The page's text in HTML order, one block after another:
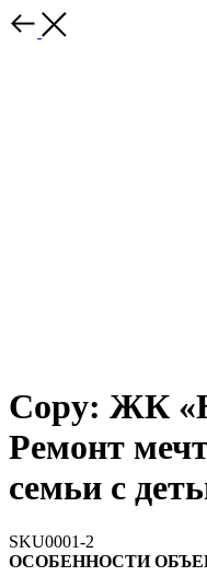
Copy: ЖК
Ремонт
семьи с
SKU0001-2
ОСОБЕННОСТИ